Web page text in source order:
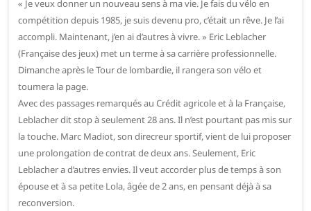
« Je veux donner un nouveau sens à ma vie. Je fais du vélo en
compétition depuis 1985, je suis devenu pro, c’était un rêve. Je l’ai
accompli. Maintenant, j’en ai d’autres à vivre. » Eric Leblacher
(Française des jeux) met un terme à sa carrière professionnelle.
Dimanche après le Tour de lombardie, il rangera son vélo et
toumera la page.
Avec des passages remarqués au Crédit agricole et à la Française,
Leblacher dit stop à seulement 28 ans. Il n’est pourtant pas mis sur
la touche. Marc Madiot, son direcreur sportif, vient de lui proposer
une prolongation de contrat de deux ans. Seulement, Eric
Leblacher a d’autres envies. Il veut accorder plus de temps à son
épouse et à sa petite Lola, âgée de 2 ans, en pensant déjà à sa
reconversion.